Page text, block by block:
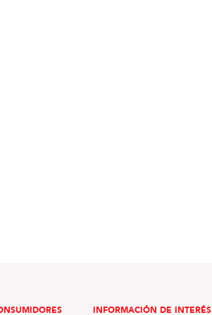
INFORMACIÓN DE INTERÉS